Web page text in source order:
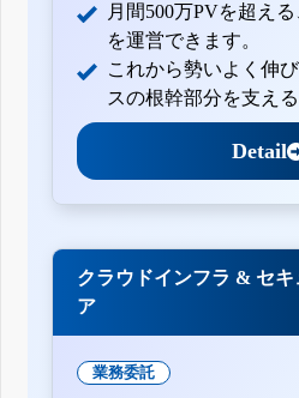
月間500万PVを超え
を運営できます。
これから勢いよく伸
スの根幹部分を支え
Detail
クラウドインフラ & セ
ア
業務委託